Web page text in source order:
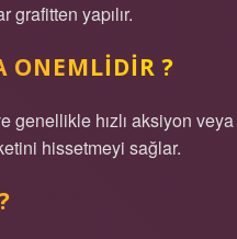
grafitten yapılır.
ONEMLIDIR ?
genellikle hızlı aksiyon veya
hissetmeyi sağlar.